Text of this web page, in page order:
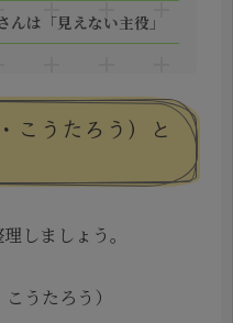
は「見えない主役」
こうたろう）と
しましょう。
うたろう）